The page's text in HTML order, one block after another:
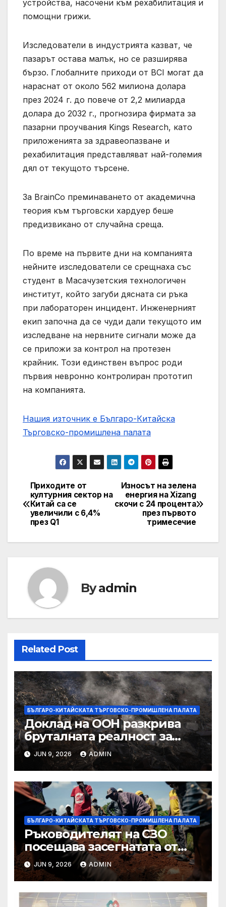
устройства, насочени към рехабилитация и
помощни грижи.
Изследователи в индустрията казват, че
пазарът остава малък, но се разширява
бързо. Глобалните приходи от BCI могат да
нараснат от около 562 милиона долара
през 2024 г. до повече от 2,2 милиарда
долара до 2032 г., прогнозира фирмата за
пазарни проучвания Kings Research, като
приложенията за здравеопазване и
рехабилитация представляват най-големия
дял от текущото търсене.
За BrainCo преминаването от академична
теория към търговски хардуер беше
предизвикано от случайна среща.
По време на първите дни на компанията
нейните изследователи се срещнаха със
студент в Масачузетския технологичен
институт, който загуби дясната си ръка
при лабораторен инцидент. Инженерният
екип започна да се чуди дали текущото им
изследване на нервните сигнали може да
се приложи за контрол на протезен
крайник. Този единствен въпрос роди
първия невронно контролиран прототип
на компанията.
Нашия източник е Българо-Китайска
Търговско-промишлена палaта
Post
navigation
Износът на зелена
енергия на Xizang
скочи с 24 процента
през първото
тримесечие
Приходите от
културния сектор на
Китай са се
увеличили с 6,4%
през Q1
Byadmin
Related Post
БЪЛГАРО-КИТАЙСКАТА ТЪРГОВСКО-ПРОМИШЛЕНА ПАЛАТА
Доклад на ООН разкрива
бруталната реалност за
палестинците в Газа,
Западния бряг
JUN 9, 2026 ADMIN
БЪЛГАРО-КИТАЙСКАТА ТЪРГОВСКО-ПРОМИШЛЕНА ПАЛАТА
Ръководителят на СЗО
посещава засегнатата от
Ебола Уганда, след като
вирусът се разпространява
от ДРК
JUN 9, 2026 ADMIN